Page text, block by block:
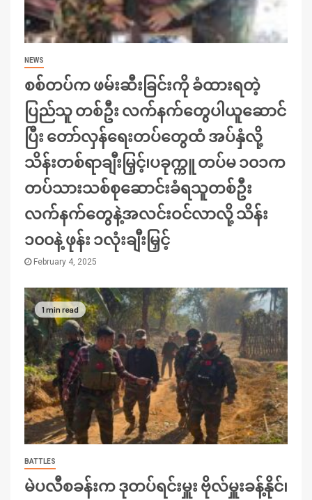
NEWS
စစ်တပ်က ဖမ်းဆီးခြင်းကို ခံထားရတဲ့
ပြည်သူ တစ်ဦး လက်နက်တွေပါယူဆောင်
ပြီး တော်လှန်ရေးတပ်တွေထံ အပ်နှံလို့
သိန်းတစ်ရာချီးမြှင့်၊ပခုက္ကူ တပ်မ ၁၀၁က
တပ်သားသစ်စုဆောင်းခံရသူတစ်ဦး
လက်နက်တွေနဲ့အလင်းဝင်လာလို့ သိန်း
၁၀၀နဲ့ ဖုန်း ၁လုံးချီးမြှင့်
February 4, 2025
1 min read
BATTLES
မဲပလီစခန်းက ဒုတပ်ရင်းမှူး ဗိုလ်မှူးခန့်နိုင်၊